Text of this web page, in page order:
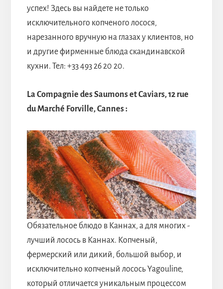
успех! Здесь вы найдете не только
исключительного копченого лосося,
нарезанного вручную на глазах у клиентов, но
и другие фирменные блюда скандинавской
кухни. Тел: +33 493 26 20 20.
La Compagnie des Saumons et Caviars, 12 rue
du Marché Forville, Cannes :
Обязательное блюдо в Каннах, а для многих -
лучший лосось в Каннах. Копченый,
фермерский или дикий, большой выбор, и
исключительно копченый лосось Yagouline,
который отличается уникальным процессом